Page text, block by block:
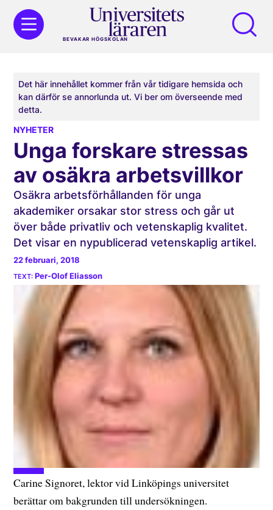
BEVAKAR HÖGSKOLAN
Det här innehållet kommer från vår tidigare hemsida och
kan därför se annorlunda ut. Vi ber om överseende med
detta.
NYHETER
Unga forskare stressas
av osäkra arbetsvillkor
Osäkra arbetsförhållanden för unga
akademiker orsakar stor stress och går ut
över både privatliv och vetenskaplig kvalitet.
Det visar en nypublicerad vetenskaplig artikel.
22 februari, 2018
Per-Olof Eliasson
Carine Signoret, lektor vid Linköpings universitet
berättar om bakgrunden till undersökningen.